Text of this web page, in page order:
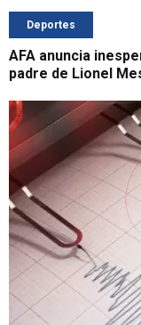
Deportes
AFA anuncia
padre de Lionel